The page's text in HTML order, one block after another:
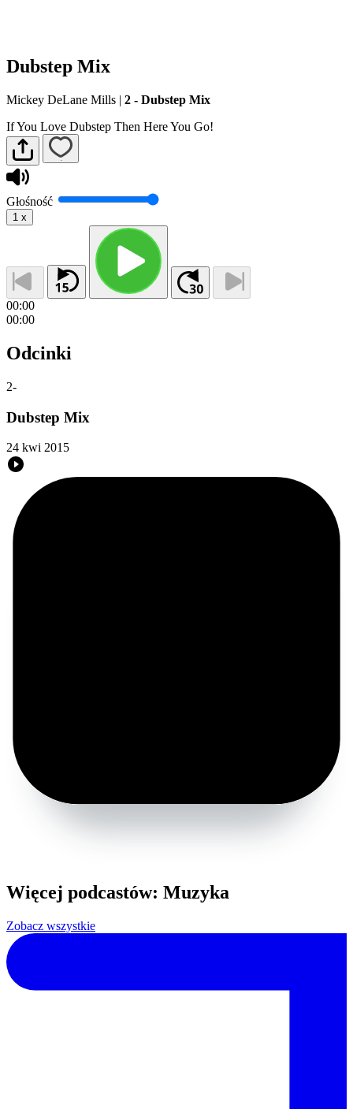
Dubstep Mix
Mickey DeLane Mills | 2 - Dubstep Mix
If You Love Dubstep Then Here You Go!
Głośność
1 x
00:00
00:00
Odcinki
2-
Dubstep Mix
24 kwi 2015
Więcej podcastów: Muzyka
Zobacz wszystkie